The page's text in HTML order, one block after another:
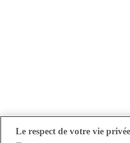
Le respect de votre vie privée